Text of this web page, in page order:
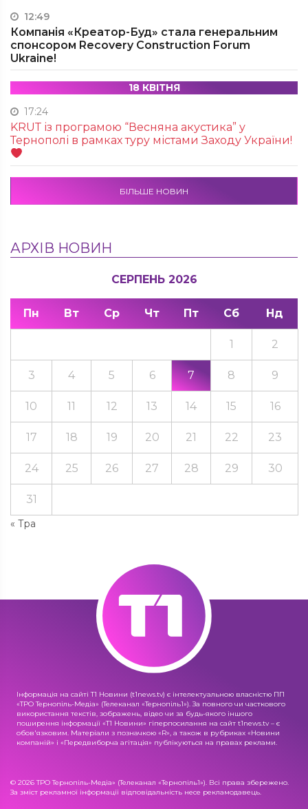
12:49
Компанія «Креатор-Буд» стала генеральним
спонсором Recovery Construction Forum
Ukraine!
18 КВІТНЯ
17:24
KRUТ із програмою “Весняна акустика” у
Тернополі в рамках туру містами Заходу України!
БІЛЬШЕ НОВИН
АРХІВ НОВИН
СЕРПЕНЬ 2026
Пн Вт Ср Чт Пт Сб Нд
« Тра
1 2
3 4 5 6 7 8 9
10 11 12 13 14 15 16
17 18 19 20 21 22 23
24 25 26 27 28 29 30
31
Інформація на сайті Т1 Новини (t1news.tv) є інтелектуальною власністю ПП
«ТРО Тернопіль-Медіа» (Телеканал «Тернопіль1»). За повного чи часткового
використання текстів, зображень, відео чи за будь-якого іншого
поширення інформації «Т1 Новини» гіперпосилання на сайт t1news.tv – є
обов'язковим. Матеріали з позначкою «R», а також в рубриках «Новини
компаній» і «Передвиборча агітація» публікуються на правах реклами.
© 2026 ТРО Тернопіль-Медіа» (Телеканал «Тернопіль1»). Всі права збережено.
За зміст рекламної інформації відповідальність несе рекламодавець.